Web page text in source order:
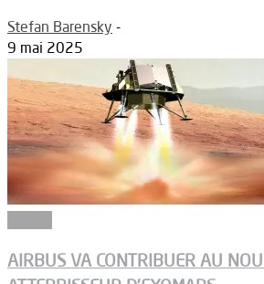
Stefan Barensky -
9 mai 2025
AIRBUS VA CONTRIBUER AU